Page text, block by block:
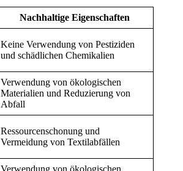
Nachhaltige Eigenschaften
Keine Verwendung von Pestiziden
und schädlichen Chemikalien
Verwendung von ökologischen
Materialien und Reduzierung von
Abfall
Ressourcenschonung und
Vermeidung von Textilabfällen
Verwendung von ökologischen